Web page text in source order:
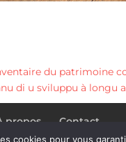
du patrimoine
di u sviluppu à longu
propos
Contact
générales de vente
cookies pour vous